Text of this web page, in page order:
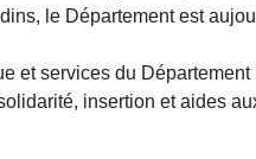
le Département est
et services du
insertion et aides